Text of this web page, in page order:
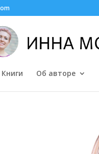
Книги Об авторе